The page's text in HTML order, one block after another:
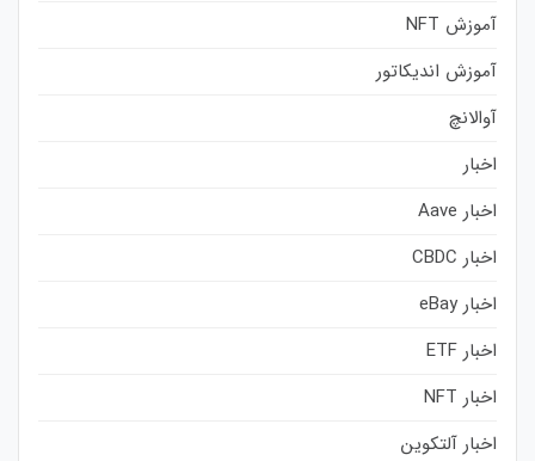
آموزش NFT
آموزش اندیکاتور
آوالانچ
اخبار
اخبار Aave
اخبار CBDC
اخبار eBay
اخبار ETF
اخبار NFT
اخبار آلتکوین